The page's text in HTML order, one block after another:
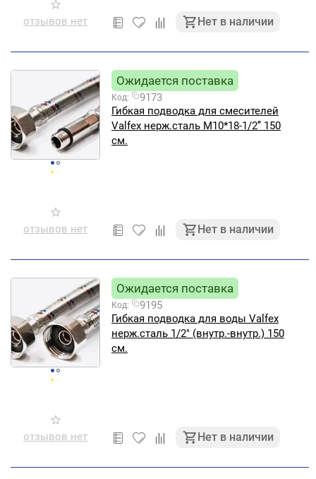
отзывов нет Нет в наличии
отзывов нет
Ожидается поставка
Код:
9173
Гибкая подводка для смесителей
Valfex нерж.сталь M10*18-1/2’’ 150
см.
Нет в наличии
отзывов нет
Ожидается поставка
Код:
9195
Гибкая подводка для воды Valfex
нерж.сталь 1/2" (внутр.-внутр.) 150
см.
Нет в наличии